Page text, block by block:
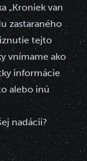
„Kroniek van
zastaraného
tejto
vnímame ako
informácie
alebo inú
nadácii?